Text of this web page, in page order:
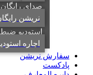
صدای رایگان
نریشن رایگان
استودیو ضبط صدا
اجاره استودیو
سفارش نریشن
پادکست